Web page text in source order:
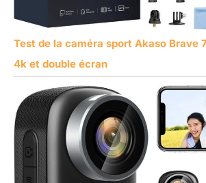
Test de la caméra sport Akaso Brave
4k et double écran